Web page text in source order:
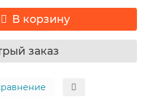
В корзину
заказ